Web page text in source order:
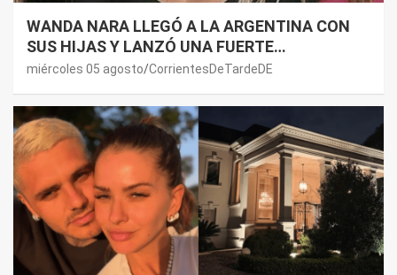
WANDA NARA LLEGÓ A LA ARGENTINA CON
SUS HIJAS Y LANZÓ UNA FUERTE
PREMONICIÓN SOBRE MAURO ICARDI
miércoles 05 agosto CorrientesDeTardeDE